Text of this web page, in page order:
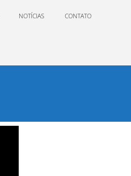
NOTÍCIAS CONTATO